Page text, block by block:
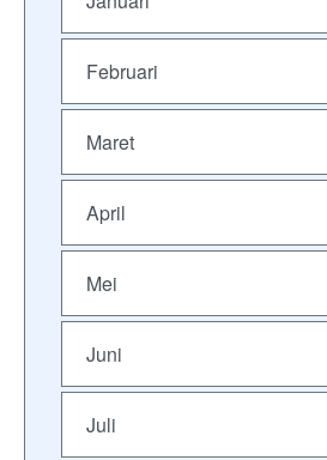
Februari
Maret
April
Mei
Juni
Juli